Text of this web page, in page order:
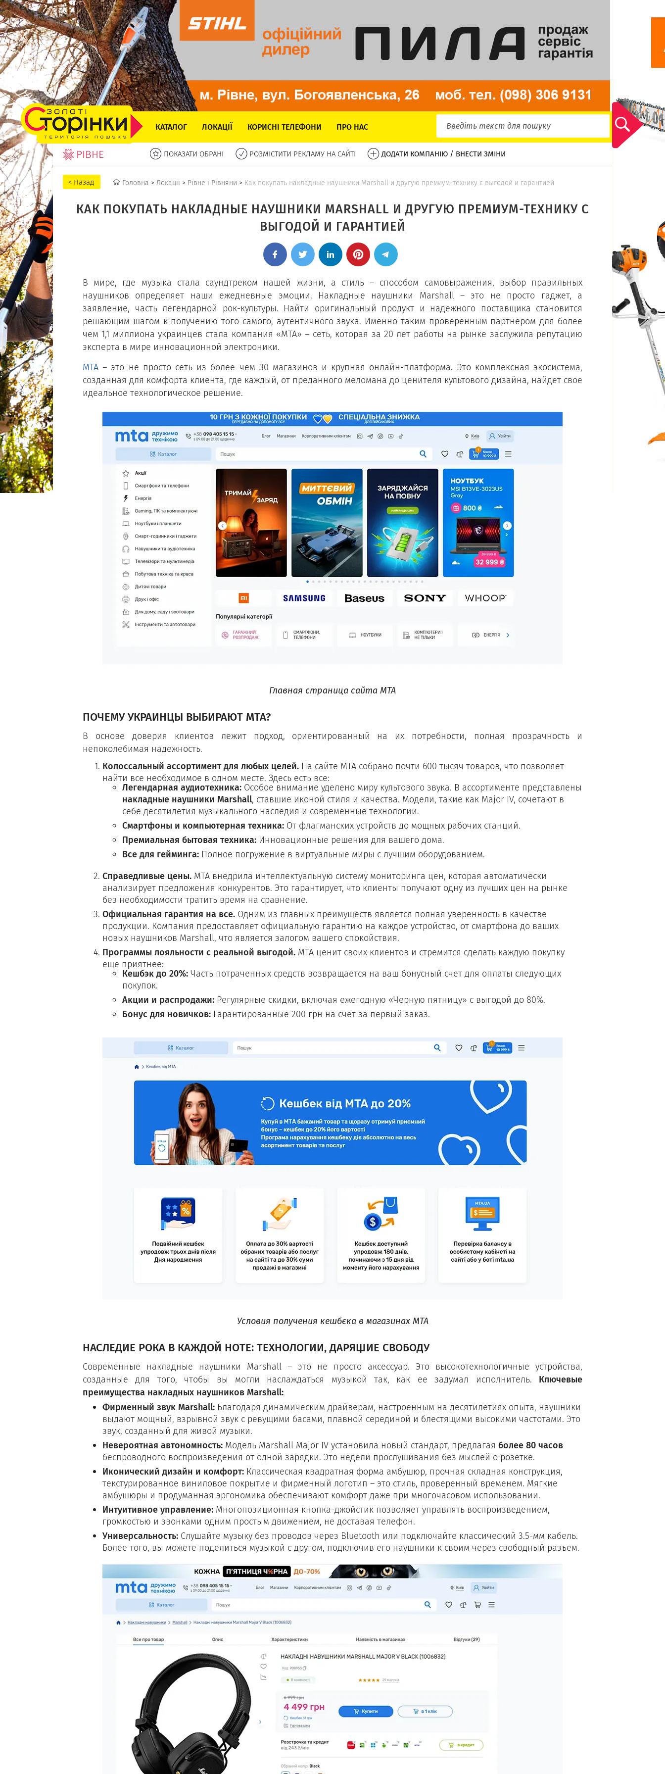
КАТАЛОГ ЛОКАЦІЇ КОРИСНІ ТЕЛЕФОНИ ПРО НАС
РІВНЕ ПОКАЗАТИ ОБРАНІ РОЗМІСТИТИ РЕКЛАМУ НА САЙТІ ДОДАТИ КОМПАНІЮ / ВНЕСТИ ЗМІНИ
Головна > Локації > Рівне і Рівняни > Как покупать накладные наушники Marshall и другую премиум-технику с выгодой и гарантией
КАК ПОКУПАТЬ НАКЛАДНЫЕ НАУШНИКИ MARSHALL И ДРУГУЮ ПРЕМИУМ-ТЕХНИКУ С
ВЫГОДОЙ И ГАРАНТИЕЙ
В мире, где музыка стала саундтреком нашей жизни, а стиль – способом самовыражения, выбор правильных
наушников определяет наши ежедневные эмоции. Накладные наушники Marshall – это не просто гаджет, а
заявление, часть легендарной рок-культуры. Найти оригинальный продукт и надежного поставщика становится
решающим шагом к получению того самого, аутентичного звука. Именно таким проверенным партнером для более
чем 1,1 миллиона украинцев стала компания «МТА» – сеть, которая за 20 лет работы на рынке заслужила репутацию
эксперта в мире инновационной электроники.
МТА – это не просто сеть из более чем 30 магазинов и крупная онлайн-платформа. Это комплексная экосистема,
созданная для комфорта клиента, где каждый, от преданного меломана до ценителя культового дизайна, найдет свое
идеальное технологическое решение.
Главная страница сайта МТА
ПОЧЕМУ УКРАИНЦЫ ВЫБИРАЮТ МТА?
В основе доверия клиентов лежит подход, ориентированный на их потребности, полная прозрачность и
непоколебимая надежность.
Колоссальный ассортимент для любых целей. На сайте МТА собрано почти 600 тысяч товаров, что позволяет
найти все необходимое в одном месте. Здесь есть все:
Легендарная аудиотехника: Особое внимание уделено миру культового звука. В ассортименте представлены
накладные наушники Marshall, ставшие иконой стиля и качества. Модели, такие как Major IV, сочетают в
себе десятилетия музыкального наследия и современные технологии.
Смартфоны и компьютерная техника: От флагманских устройств до мощных рабочих станций.
Премиальная бытовая техника: Инновационные решения для вашего дома.
Все для гейминга: Полное погружение в виртуальные миры с лучшим оборудованием.
Справедливые цены. МТА внедрила интеллектуальную систему мониторинга цен, которая автоматически
анализирует предложения конкурентов. Это гарантирует, что клиенты получают одну из лучших цен на рынке
без необходимости тратить время на сравнение.
Официальная гарантия на все. Одним из главных преимуществ является полная уверенность в качестве
продукции. Компания предоставляет официальную гарантию на каждое устройство, от смартфона до ваших
новых наушников Marshall, что является залогом вашего спокойствия.
Программы лояльности с реальной выгодой. МТА ценит своих клиентов и стремится сделать каждую покупку
еще приятнее:
Кешбэк до 20%: Часть потраченных средств возвращается на ваш бонусный счет для оплаты следующих
покупок.
Акции и распродажи: Регулярные скидки, включая ежегодную «Черную пятницу» с выгодой до 80%.
Бонус для новичков: Гарантированные 200 грн на счет за первый заказ.
Условия получения кешбєка в магазинах МТА
НАСЛЕДИЕ РОКА В КАЖДОЙ НОТЕ: ТЕХНОЛОГИИ, ДАРЯЩИЕ СВОБОДУ
Современные накладные наушники Marshall – это не просто аксессуар. Это высокотехнологичные устройства,
созданные для того, чтобы вы могли наслаждаться музыкой так, как ее задумал исполнитель. Ключевые
преимущества накладных наушников Marshall:
Фирменный звук Marshall: Благодаря динамическим драйверам, настроенным на десятилетиях опыта, наушники
выдают мощный, взрывной звук с ревущими басами, плавной серединой и блестящими высокими частотами. Это
звук, созданный для живой музыки.
Невероятная автономность: Модель Marshall Major IV установила новый стандарт, предлагая более 80 часов
беспроводного воспроизведения от одной зарядки. Это недели прослушивания без мыслей о розетке.
Иконический дизайн и комфорт: Классическая квадратная форма амбушюр, прочная складная конструкция,
текстурированное виниловое покрытие и фирменный логотип – это стиль, проверенный временем. Мягкие
амбушюры и продуманная эргономика обеспечивают комфорт даже при многочасовом использовании.
Интуитивное управление: Многопозиционная кнопка-джойстик позволяет управлять воспроизведением,
громкостью и звонками одним простым движением, не доставая телефон.
Универсальность: Слушайте музыку без проводов через Bluetooth или подключайте классический 3.5-мм кабель.
Более того, вы можете поделиться музыкой с другом, подключив его наушники к своим через свободный разъем.